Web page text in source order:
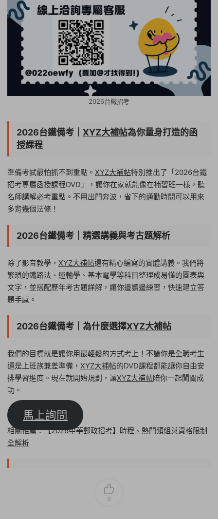
2026台鐵招考
2026台鐵備考｜ XYZ大補帖為你量身打造的函
授課程
準備考試最怕抓不到重點。 XYZ大補帖特別推出了「2026台鐵
招考專屬函授課程DVD」，讓你在家就能像在補習班一樣，聽
名師講解必考重點。不用出門奔波，省下的通勤時間可以用來
多背幾個法條！
2026台鐵備考｜精選講義與考古題解析
除了影音教學， XYZ大補帖還有精心編寫的實體講義。我們將
繁瑣的鐵路法、運輸學、基本電學等科目整理成易懂的圖表與
文字，並搭配歷年考古題詳解，讓你邊讀邊練習，快速建立答
題手感。
2026台鐵備考｜為什麼選擇XYZ大補帖
我們的目標就是讓你用最輕鬆的方式考上！不論你是全職考生
還是上班族兼差準備， XYZ大補帖的DVD課程都能讓你自由安
排學習進度。現在就開始規劃，讓XYZ大補帖陪你一起闖關成
功。
馬上詢問
相關推薦：【2026中華郵政招考】時程、熱門類組與資格限制
全解析
0